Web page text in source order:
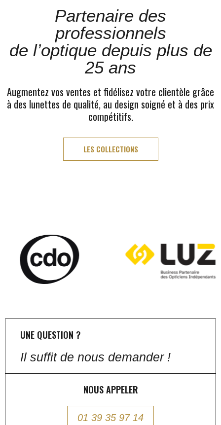
Partenaire des
professionnels
de l’optique depuis plus de
25 ans
Augmentez vos ventes et fidélisez votre clientèle grâce
à des lunettes de qualité, au design soigné et à des prix
compétitifs.
LES COLLECTIONS
UNE QUESTION ?
Il suffit de nous demander !
NOUS APPELER
01 39 35 97 14